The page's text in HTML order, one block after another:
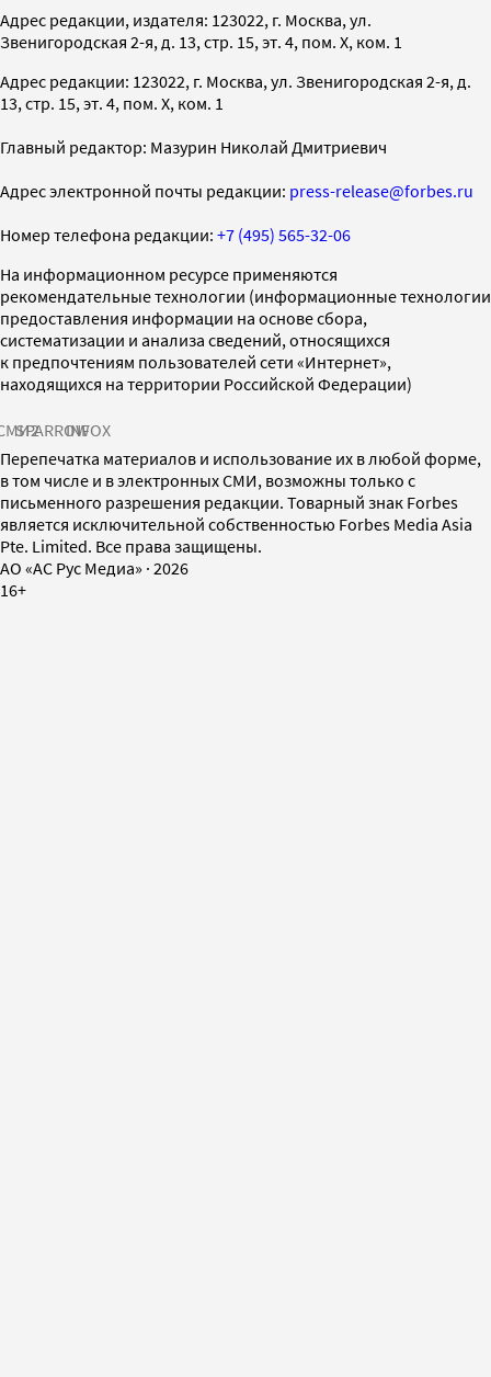
Адрес редакции, издателя: 123022, г. Москва, ул.
Звенигородская 2-я, д. 13, стр. 15, эт. 4, пом. X, ком. 1
Адрес редакции: 123022, г. Москва, ул. Звенигородская 2-я, д.
13, стр. 15, эт. 4, пом. X, ком. 1
Главный редактор: Мазурин Николай Дмитриевич
Адрес электронной почты редакции: press-release@forbes.ru
Номер телефона редакции: +7 (495) 565-32-06
На информационном ресурсе применяются
рекомендательные технологии (информационные технологии
предоставления информации на основе сбора,
систематизации и анализа сведений, относящихся
к предпочтениям пользователей сети «Интернет»,
находящихся на территории Российской Федерации)
SPARROWINFOX
Перепечатка материалов и использование их в любой форме,
в том числе и в электронных СМИ, возможны только с
письменного разрешения редакции. Товарный знак Forbes
является исключительной собственностью Forbes Media Asia
Pte. Limited. Все права защищены.
AO «АС Рус Медиа» · 2026
16+